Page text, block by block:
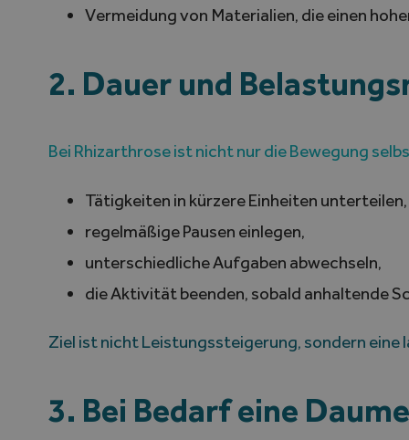
Vermeidung von Materialien, die einen
2. Dauer und
Bei Rhizarthrose ist nicht nur die Bewegung
Tätigkeiten in kürzere Einheiten unterteilen,
regelmäßige Pausen einlegen,
unterschiedliche Aufgaben abwechseln,
die Aktivität beenden, sobald anhaltende
Ziel ist nicht Leistungssteigerung, sondern
3. Bei Bedarf eine